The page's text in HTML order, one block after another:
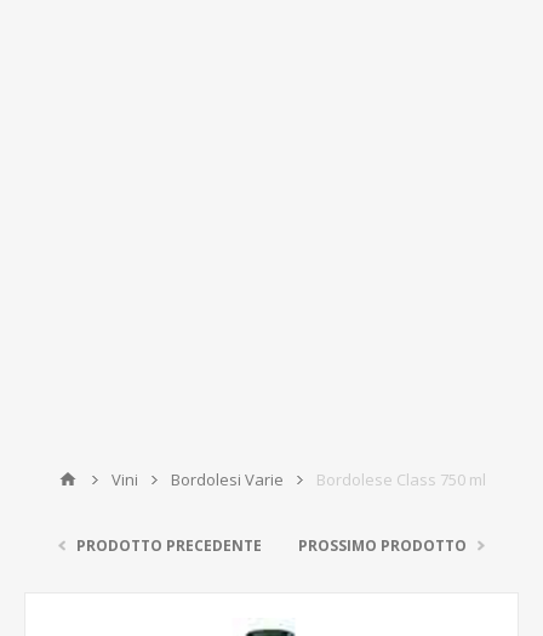
Vini Bordolesi Varie Bordolese Class 750 ml
PRODOTTO PRECEDENTE PROSSIMO PRODOTTO